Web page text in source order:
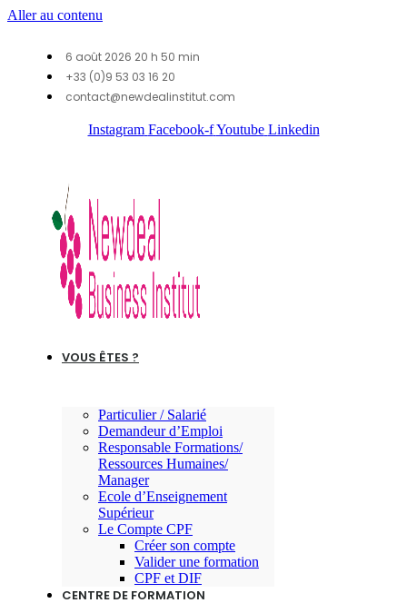
Aller au contenu
6 août 2026 20 h 50 min
+33 (0)9 53 03 16 20
contact@newdealinstitut.com
Instagram Facebook-f Youtube Linkedin
VOUS ÊTES ?
Particulier / Salarié
Demandeur d’Emploi
Responsable Formations/
Ressources Humaines/
Manager
Ecole d’Enseignement
Supérieur
Le Compte CPF
Créer son compte
Valider une formation
CPF et DIF
CENTRE DE FORMATION